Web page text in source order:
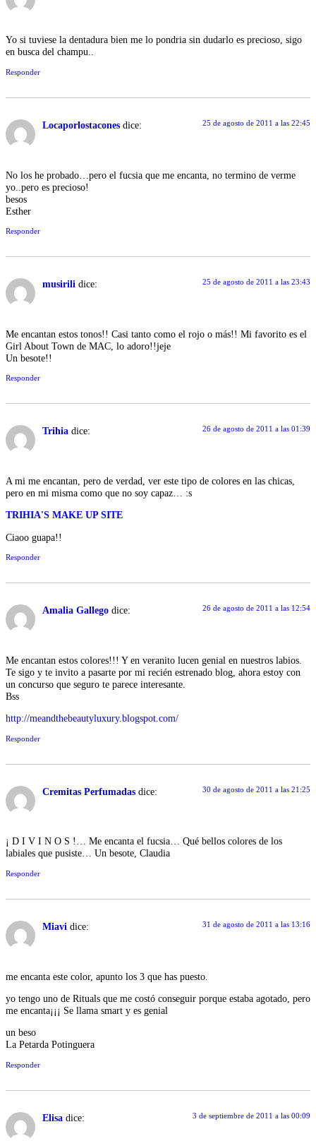
Yo si tuviese la dentadura bien me lo pondria sin dudarlo es precioso, sigo
en busca del champu..
Responder
Locaporlostacones dice: 25 de agosto de 2011 a las 22:45
No los he probado…pero el fucsia que me encanta, no termino de verme
yo..pero es precioso!
besos
Esther
Responder
musirili dice: 25 de agosto de 2011 a las 23:43
Me encantan estos tonos!! Casi tanto como el rojo o más!! Mi favorito es el
Girl About Town de MAC, lo adoro!!jeje
Un besote!!
Responder
Trihia dice: 26 de agosto de 2011 a las 01:39
A mi me encantan, pero de verdad, ver este tipo de colores en las chicas,
pero en mi misma como que no soy capaz… :s
TRIHIA'S MAKE UP SITE
Ciaoo guapa!!
Responder
Amalia Gallego dice: 26 de agosto de 2011 a las 12:54
Me encantan estos colores!!! Y en veranito lucen genial en nuestros labios.
Te sigo y te invito a pasarte por mi recién estrenado blog, ahora estoy con
un concurso que seguro te parece interesante.
Bss
http://meandthebeautyluxury.blogspot.com/
Responder
Cremitas Perfumadas dice: 30 de agosto de 2011 a las 21:25
¡ D I V I N O S !… Me encanta el fucsia… Qué bellos colores de los
labiales que pusiste… Un besote, Claudia
Responder
Miavi dice: 31 de agosto de 2011 a las 13:16
me encanta este color, apunto los 3 que has puesto.
yo tengo uno de Rituals que me costó conseguir porque estaba agotado, pero
me encanta¡¡¡ Se llama smart y es genial
un beso
La Petarda Potinguera
Responder
Elisa dice: 3 de septiembre de 2011 a las 00:09